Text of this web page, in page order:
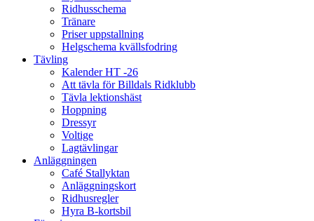
Ridhusschema
Tränare
Priser uppstallning
Helgschema kvällsfodring
Tävling
Kalender HT -26
Att tävla för Billdals Ridklubb
Tävla lektionshäst
Hoppning
Dressyr
Voltige
Lagtävlingar
Anläggningen
Café Stallyktan
Anläggningskort
Ridhusregler
Hyra B-kortsbil